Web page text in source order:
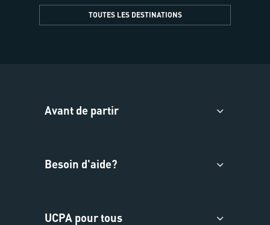
TOUTES LES DESTINATIONS
Avant de partir
Besoin d'aide?
UCPA pour tous